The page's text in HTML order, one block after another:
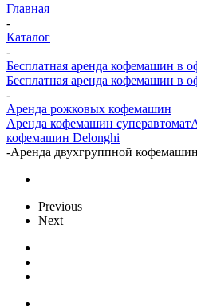
Главная
-
Каталог
-
Бесплатная аренда кофемашин в
Бесплатная аренда кофемашин в
-
Аренда рожковых кофемашин
Аренда кофемашин суперавтомат
кофемашин Delonghi
-Аренда двухгруппной
Previous
Next